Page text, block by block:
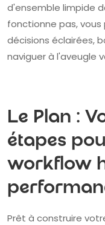
d'ensemble limpide
fonctionne pas,
décisions éclairées,
naviguer à l'aveugle
Le Plan :
étapes
workflow
Prêt à construire